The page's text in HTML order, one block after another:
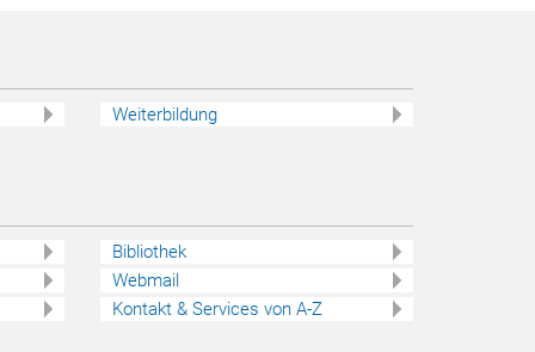
Weiterbildung
Bibliothek
Webmail
Kontakt & Services von A-Z